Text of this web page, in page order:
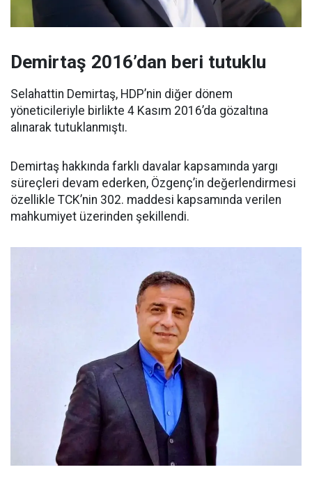
Demirtaş 2016’dan beri tutuklu
Selahattin Demirtaş, HDP’nin diğer dönem
yöneticileriyle birlikte 4 Kasım 2016’da gözaltına
alınarak tutuklanmıştı.
Demirtaş hakkında farklı davalar kapsamında yargı
süreçleri devam ederken, Özgenç’in değerlendirmesi
özellikle TCK’nin 302. maddesi kapsamında verilen
mahkumiyet üzerinden şekillendi.